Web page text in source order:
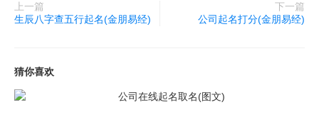
上一篇
生辰八字查五行起名(金朋易经)
下一篇
公司起名打分(金朋易经)
猜你喜欢
公司在线起名取名(图文)